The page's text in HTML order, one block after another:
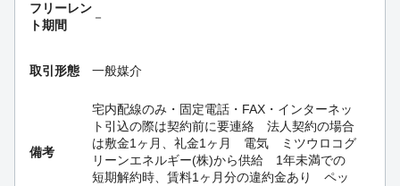
フリーレン
ト期間
－
取引形態 一般媒介
備考
宅内配線のみ・固定電話・FAX・インターネッ
ト引込の際は契約前に要連絡 法人契約の場合
は敷金1ヶ月、礼金1ヶ月 電気 ミツウロコグ
リーンエネルギー(株)から供給 1年未満での
短期解約時、賃料1ヶ月分の違約金あり ペッ